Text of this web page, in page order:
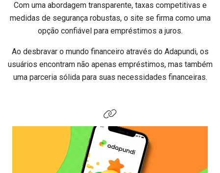
Com uma abordagem transparente, taxas competitivas e
medidas de segurança robustas, o site se firma como uma
opção confiável para empréstimos a juros.
Ao desbravar o mundo financeiro através do Adapundi, os
usuários encontram não apenas empréstimos, mas também
uma parceria sólida para suas necessidades financeiras.